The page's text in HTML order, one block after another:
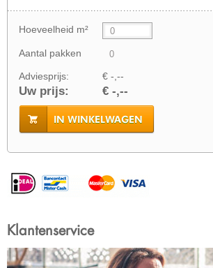
Hoeveelheid m²
Aantal pakken
Adviesprijs: € -,--
Uw prijs: € -,--
IN WINKELWAGEN
Klantenservice